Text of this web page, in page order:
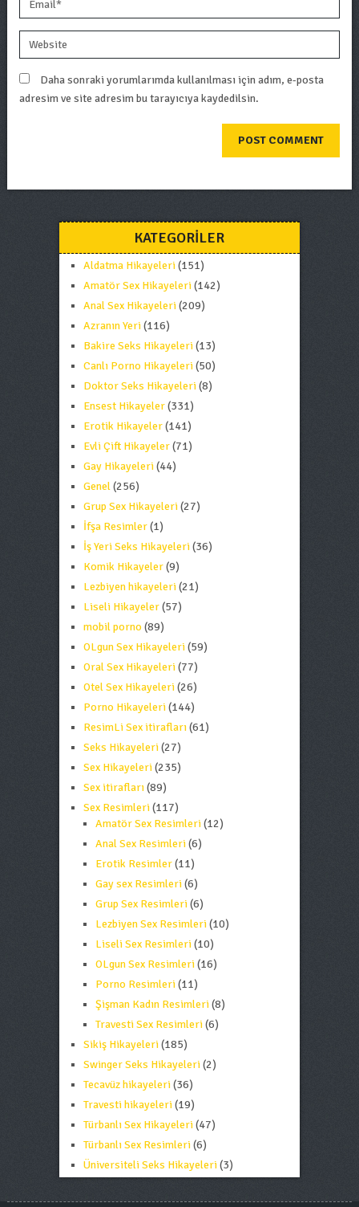
Daha sonraki yorumlarımda kullanılması için adım, e-posta
adresim ve site adresim bu tarayıcıya kaydedilsin.
KATEGORILER
Aldatma Hikayeleri(151)
Amatör Sex Hikayeleri(142)
Anal Sex Hikayeleri(209)
Azranın Yeri(116)
Bakire Seks Hikayeleri(13)
Canlı Porno Hikayeleri(50)
Doktor Seks Hikayeleri(8)
Ensest Hikayeler(331)
Erotik Hikayeler(141)
Evli Çift Hikayeler(71)
Gay Hikayeleri(44)
Genel(256)
Grup Sex Hikayeleri(27)
İfşa Resimler(1)
İş Yeri Seks Hikayeleri(36)
Komik Hikayeler(9)
Lezbiyen hikayeleri(21)
Liseli Hikayeler(57)
mobil porno (89)
OLgun Sex Hikayeleri(59)
Oral Sex Hikayeleri(77)
Otel Sex Hikayeleri(26)
Porno Hikayeleri(144)
ResimLi Sex itirafları(61)
Seks Hikayeleri(27)
Sex Hikayeleri(235)
Sex itirafları(89)
Sex Resimleri(117)
Amatör Sex Resimleri(12)
Anal Sex Resimleri(6)
Erotik Resimler(11)
Gay sex Resimleri(6)
Grup Sex Resimleri(6)
Lezbiyen Sex Resimleri(10)
Liseli Sex Resimleri(10)
OLgun Sex Resimleri(16)
Porno Resimleri(11)
Şişman Kadın Resimleri(8)
Travesti Sex Resimleri(6)
Sikiş Hikayeleri(185)
Swinger Seks Hikayeleri(2)
Tecavüz hikayeleri(36)
Travesti hikayeleri(19)
Türbanlı Sex Hikayeleri(47)
Türbanlı Sex Resimleri(6)
Üniversiteli Seks Hikayeleri(3)